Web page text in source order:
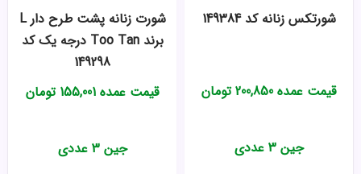
شورتکس زنانه کد 149384
قیمت عمده200,850 تومان
جین 3 عددی
شورت زنانه پشت طرح دار L
برند Too Tan درجه یک کد
149298
قیمت عمده 155,001 تومان
جین 3 عددی